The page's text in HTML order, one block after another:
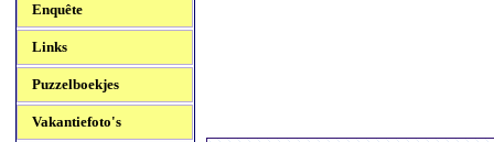
Enquête
Links
Puzzelboekjes
Vakantiefoto's